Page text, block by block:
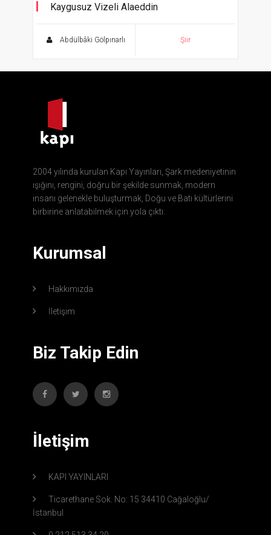
Kaygusuz Vizeli Alaeddin
Abdülbâki Gölpınarlı Şiir
2004 yılında kurulan Kapı Yayınları, Şark medeniyetinin
ışığını, rengini, doğru bir şekilde sunmak, modern
insanı gelenekle buluşturmak, Doğu ve Batı kültürlerini
birbirine anlatabilmek için yola çıktı.
Kurumsal
Hakkımızda
İletişim
Biz Takip Edin
İletişim
KAPI YAYINLARI
Ticarethane Sok. No: 15 34410 Cağaloğlu/
İstanbul